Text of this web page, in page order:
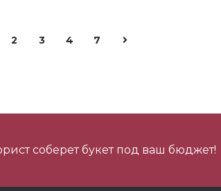
700 ₽ -
2 3 4 7
соберет букет под ваш бюджет!